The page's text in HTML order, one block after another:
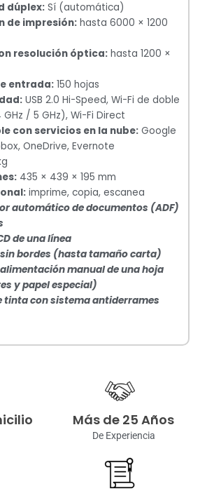
dúplex: Sí (automática)
de impresión: hasta 6000 × 1200
resolución óptica: hasta 1200 ×
entrada: 150 hojas
USB 2.0 Hi-Speed, Wi-Fi de doble
/ 5 GHz), Wi-Fi Direct
con servicios en la nube: Google
OneDrive, Evernote
435 × 439 × 195 mm
imprime, copia, escanea
automático de documentos (ADF)
de una línea
bordes (hasta tamaño carta)
manual de una hoja
y papel especial)
tinta con sistema antiderrames
Más de 25 Años
De Experiencia